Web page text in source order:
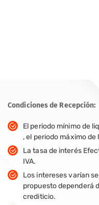
Condiciones de Recepción:
El periodo mínimo de
, el periodo máximo
La tasa de interés
IVA.
Los intereses varían
propuesto dependerá
crediticio.